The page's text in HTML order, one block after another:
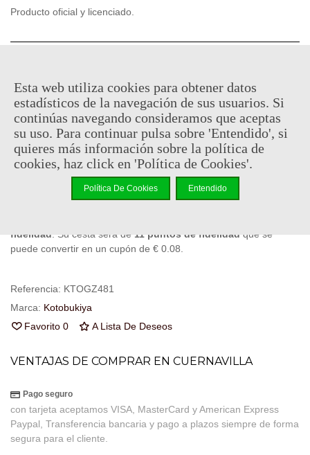
Producto oficial y licenciado.
Consultar disponibilidad
-
Añadir Al Carrito
Código QR Compartir
fidelidad . Su cesta sera de 11 puntos de fidelidad que se
puede convertir en un cupón de € 0.08
Referencia: KTOGZ481
Marca: Kotobukiya
Favorito 0 A Lista De Deseos
VENTAJAS DE COMPRAR EN CUERNAVILLA
Pago seguro
con tarjeta aceptamos VISA, MasterCard y American Express
Paypal, Transferencia bancaria y pago a plazos siempre de forma
segura para el cliente.
Esta web utiliza cookies para obtener datos
estadísticos de la navegación de sus usuarios. Si
continúas navegando consideramos que aceptas
su uso. Para continuar pulsa sobre 'Entendido', si
quieres más información sobre la política de
cookies, haz click en 'Política de Cookies'.
Política De Cookies Entendido